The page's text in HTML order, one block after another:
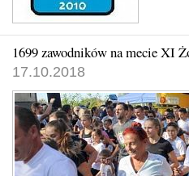
1699 zawodników na mecie XI
17.10.2018